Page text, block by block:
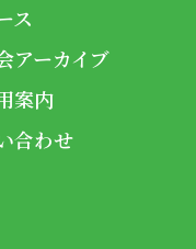
ス
アーカイブ
案内
合わせ